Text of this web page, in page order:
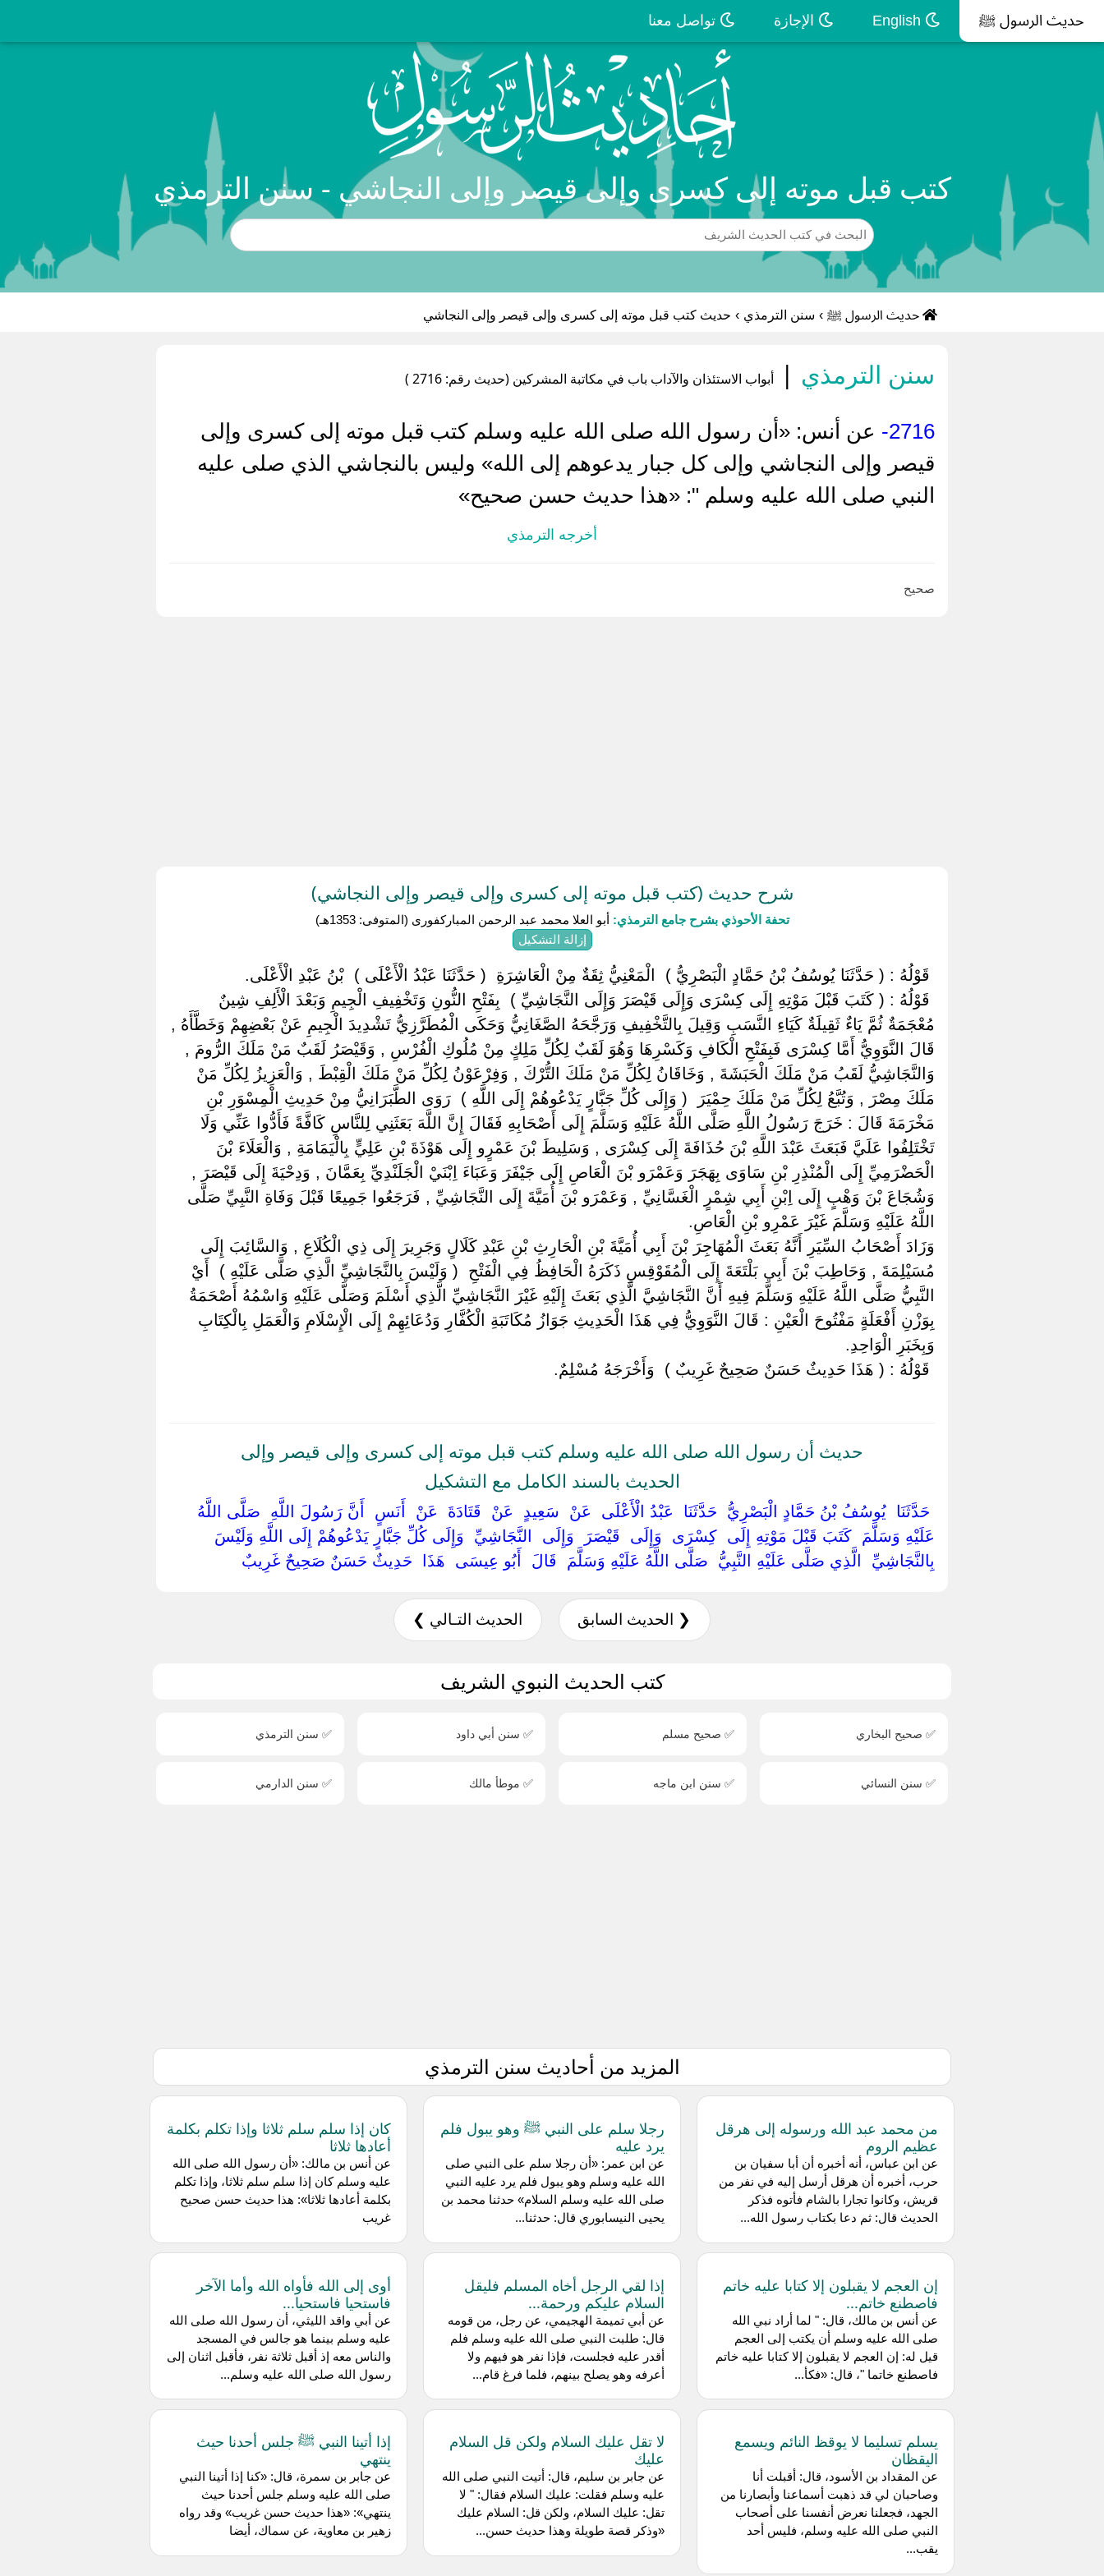
حديث الرسول ﷺ الإجازة تواصل معنا
كتب قبل موته إلى كسرى وإلى قيصر وإلى النجاشي - سنن الترمذي
حديث الرسول ﷺ › سنن الترمذي › حديث كتب قبل موته إلى كسرى وإلى قيصر وإلى النجاشي
سنن الترمذي | أبواب الاستئذان والآداب باب في مكاتبة المشركين (حديث رقم: 2716 )
2716-
عن أنس: «أن رسول الله صلى الله عليه وسلم كتب قبل موته إلى كسرى وإلى
قيصر وإلى النجاشي وإلى كل جبار يدعوهم إلى الله» وليس بالنجاشي الذي صلى عليه
النبي صلى الله عليه وسلم ": «هذا حديث حسن صحيح»
أخرجه الترمذي
صحيح
شرح حديث (كتب قبل موته إلى كسرى وإلى قيصر وإلى النجاشي)
تحفة الأحوذي بشرح جامع الترمذي: أبو العلا محمد عبد الرحمن المباركفورى (المتوفى: 1353هـ)
إزالة التشكيل
‏ ‏قَوْلُهُ : ( حَدَّثَنَا يُوسُفُ بْنُ حَمَّادٍ الْبَصْرِيُّ ) ‏ ‏الْمَعْنِيُّ ثِقَةٌ مِنْ الْعَاشِرَةِ ‏ ‏( حَدَّثَنَا عَبْدُ الْأَعْلَى ) ‏ ‏بْنُ عَبْدِ الْأَعْلَى.
‏ ‏قَوْلُهُ : ( كَتَبَ قَبْلَ مَوْتِهِ إِلَى كِسْرَى وَإِلَى قَيْصَرَ وَإِلَى النَّجَاشِيِّ ) ‏ ‏بِفَتْحِ النُّونِ وَتَخْفِيفِ الْجِيمِ وَبَعْدَ الْأَلِفِ شِينٌ
مُعْجَمَةٌ ثُمَّ يَاءٌ ثَقِيلَةٌ كَيَاءِ النَّسَبِ وَقِيلَ بِالتَّخْفِيفِ وَرَجَّحَهُ الصَّغَانِيُّ وَحَكَى الْمُطَرَّزِيُّ تَشْدِيدَ الْجِيمِ عَنْ بَعْضِهِمْ وَخَطَّأَهُ ,
قَالَ النَّوَوِيُّ أَمَّا كِسْرَى فَبِفَتْحِ الْكَافِ وَكَسْرِهَا وَهُوَ لَقَبٌ لِكُلِّ مَلِكٍ مِنْ مُلُوكِ الْفُرْسِ , وَقَيْصَرُ لَقَبٌ مَنْ مَلَكَ الرُّومَ ,
وَالنَّجَاشِيُّ لَقَبُ مَنْ مَلَكَ الْحَبَشَةَ , وَخَاقَانُ لِكُلِّ مَنْ مَلَكَ التُّرْكَ , وَفِرْعَوْنُ لِكُلِّ مَنْ مَلَكَ الْقِبْطَ , وَالْعَزِيزُ لِكُلِّ مَنْ
مَلَكَ مِصْرَ , وَتُبَّعُ لِكُلِّ مَنْ مَلَكَ حِمْيَرَ ‏ ‏( وَإِلَى كُلِّ جَبَّارٍ يَدْعُوهُمْ إِلَى اللَّهِ ) ‏ ‏رَوَى الطَّبَرَانِيُّ مِنْ حَدِيثِ الْمِسْوَرِ بْنِ
مَخْرَمَةَ قَالَ : خَرَجَ رَسُولُ اللَّهِ صَلَّى اللَّهُ عَلَيْهِ وَسَلَّمَ إِلَى أَصْحَابِهِ فَقَالَ إِنَّ اللَّهَ بَعَثَنِي لِلنَّاسِ كَافَّةً فَأَدُّوا عَنِّي وَلَا
تَخْتَلِفُوا عَلَيَّ فَبَعَثَ عَبْدَ اللَّهِ بْنَ حُذَافَةَ إِلَى كِسْرَى , وَسَلِيطَ بْنَ عَمْرٍو إِلَى هَوْذَةَ بْنِ عَلِيٍّ بِالْيَمَامَةِ , وَالْعَلَاءَ بْنَ
الْحَضْرَمِيِّ إِلَى الْمُنْذِرِ بْنِ سَاوَى بِهَجَرَ وَعَمْرَو بْنَ الْعَاصِ إِلَى جَيْفَرَ وَعَبَاءَ اِبْنَيْ الْجَلَنْدِيِّ بِعَمَّانَ , وَدِحْيَةَ إِلَى قَيْصَرَ ,
وَشُجَاعَ بْنَ وَهْبٍ إِلَى اِبْنِ أَبِي شِمْرٍ الْغَسَّانِيِّ , وَعَمْرَو بْنَ أُمَيَّةَ إِلَى النَّجَاشِيِّ , فَرَجَعُوا جَمِيعًا قَبْلَ وَفَاةِ النَّبِيِّ صَلَّى
اللَّهُ عَلَيْهِ وَسَلَّمَ غَيْرَ عَمْرِو بْنِ الْعَاصِ.
وَزَادَ أَصْحَابُ السِّيَرِ أَنَّهُ بَعَثَ الْمُهَاجِرَ بْنَ أَبِي أُمَيَّةَ بْنِ الْحَارِثِ بْنِ عَبْدِ كَلَالٍ وَجَرِيرَ إِلَى ذِي الْكُلَاعِ , وَالسَّائِبَ إِلَى
مُسَيْلِمَةَ , وَحَاطِبَ بْنَ أَبِي بَلْتَعَةَ إِلَى الْمُقَوْقِسِ ذَكَرَهُ الْحَافِظُ فِي الْفَتْحِ ‏ ‏( وَلَيْسَ بِالنَّجَاشِيِّ الَّذِي صَلَّى عَلَيْهِ ) ‏ ‏أَيْ
النَّبِيُّ صَلَّى اللَّهُ عَلَيْهِ وَسَلَّمَ فِيهِ أَنَّ النَّجَاشِيَّ الَّذِي بَعَثَ إِلَيْهِ غَيْرَ النَّجَاشِيِّ الَّذِي أَسْلَمَ وَصَلَّى عَلَيْهِ وَاسْمُهُ أَصْحَمَةُ
بِوَزْنِ أَفْعَلَةٍ مَفْتُوحَ الْعَيْنِ : قَالَ النَّوَوِيُّ فِي هَذَا الْحَدِيثِ جَوَازُ مُكَاتَبَةِ الْكُفَّارِ وَدُعَائِهِمْ إِلَى الْإِسْلَامِ وَالْعَمَلِ بِالْكِتَابِ
وَبِخَبَرِ الْوَاحِدِ.
‏ ‏قَوْلُهُ : ( هَذَا حَدِيثٌ حَسَنٌ صَحِيحٌ غَرِيبٌ ) ‏ ‏وَأَخْرَجَهُ مُسْلِمٌ.
حديث أن رسول الله صلى الله عليه وسلم كتب قبل موته إلى كسرى وإلى قيصر وإلى
الحديث بالسند الكامل مع التشكيل
‏ ‏حَدَّثَنَا ‏ ‏يُوسُفُ بْنُ حَمَّادٍ الْبَصْرِيُّ ‏ ‏حَدَّثَنَا ‏ ‏عَبْدُ الْأَعْلَى ‏ ‏عَنْ ‏ ‏سَعِيدٍ ‏ ‏عَنْ ‏ ‏قَتَادَةَ ‏ ‏عَنْ ‏ ‏أَنَسٍ ‏ ‏أَنَّ رَسُولَ اللَّهِ ‏ ‏صَلَّى اللَّهُ
عَلَيْهِ وَسَلَّمَ ‏ ‏كَتَبَ قَبْلَ مَوْتِهِ إِلَى ‏ ‏كِسْرَى ‏ ‏وَإِلَى ‏ ‏قَيْصَرَ ‏ ‏وَإِلَى ‏ ‏النَّجَاشِيِّ ‏ ‏وَإِلَى كُلِّ جَبَّارٍ يَدْعُوهُمْ إِلَى اللَّهِ وَلَيْسَ ‏
‏بِالنَّجَاشِيِّ ‏ ‏الَّذِي صَلَّى عَلَيْهِ النَّبِيُّ ‏ ‏صَلَّى اللَّهُ عَلَيْهِ وَسَلَّمَ ‏ ‏قَالَ ‏ ‏أَبُو عِيسَى ‏ ‏هَذَا ‏ ‏حَدِيثٌ حَسَنٌ صَحِيحٌ غَرِيبٌ ‏
❮ الحديث السابق الحديث التـالي ❯
كتب الحديث النبوي الشريف
✅ صحيح البخاري ✅ صحيح مسلم ✅ سنن أبي داود ✅ سنن الترمذي
✅ سنن النسائي ✅ سنن ابن ماجه ✅ موطأ مالك ✅ سنن الدارمي
المزيد من أحاديث سنن الترمذي
من محمد عبد الله ورسوله إلى هرقل
عظيم الروم
عن ابن عباس، أنه أخبره أن أبا سفيان بن
حرب، أخبره أن هرقل أرسل إليه في نفر من
قريش، وكانوا تجارا بالشام فأتوه فذكر
الحديث قال: ثم دعا بكتاب رسول الله...
إن العجم لا يقبلون إلا كتابا عليه خاتم
فاصطنع خاتم...
عن أنس بن مالك، قال: " لما أراد نبي الله
صلى الله عليه وسلم أن يكتب إلى العجم
قيل له: إن العجم لا يقبلون إلا كتابا عليه خاتم
فاصطنع خاتما "، قال: «فكأ...
يسلم تسليما لا يوقظ النائم ويسمع
اليقظان
عن المقداد بن الأسود، قال: أقبلت أنا
وصاحبان لي قد ذهبت أسماعنا وأبصارنا من
الجهد، فجعلنا نعرض أنفسنا على أصحاب
النبي صلى الله عليه وسلم، فليس أحد
يقب...
رجلا سلم على النبي ﷺ وهو يبول فلم
يرد عليه
عن ابن عمر: «أن رجلا سلم على النبي صلى
الله عليه وسلم وهو يبول فلم يرد عليه النبي
صلى الله عليه وسلم السلام» حدثنا محمد بن
يحيى النيسابوري قال: حدثنا...
إذا لقي الرجل أخاه المسلم فليقل
السلام عليكم ورحمة...
عن أبي تميمة الهجيمي، عن رجل، من قومه
قال: طلبت النبي صلى الله عليه وسلم فلم
أقدر عليه فجلست، فإذا نفر هو فيهم ولا
أعرفه وهو يصلح بينهم، فلما فرغ قام...
لا تقل عليك السلام ولكن قل السلام
عليك
عن جابر بن سليم، قال: أتيت النبي صلى الله
عليه وسلم فقلت: عليك السلام فقال: " لا
تقل: عليك السلام، ولكن قل: السلام عليك
«وذكر قصة طويلة وهذا حديث حسن...
كان إذا سلم سلم ثلاثا وإذا تكلم بكلمة
أعادها ثلاثا
عن أنس بن مالك: «أن رسول الله صلى الله
عليه وسلم كان إذا سلم سلم ثلاثا، وإذا تكلم
بكلمة أعادها ثلاثا»: هذا حديث حسن صحيح
غريب
أوى إلى الله فأواه الله وأما الآخر
فاستحيا فاستحيا...
عن أبي واقد الليثي، أن رسول الله صلى الله
عليه وسلم بينما هو جالس في المسجد
والناس معه إذ أقبل ثلاثة نفر، فأقبل اثنان إلى
رسول الله صلى الله عليه وسلم...
إذا أتينا النبي ﷺ جلس أحدنا حيث
ينتهي
عن جابر بن سمرة، قال: «كنا إذا أتينا النبي
صلى الله عليه وسلم جلس أحدنا حيث
ينتهي»: «هذا حديث حسن غريب» وقد رواه
زهير بن معاوية، عن سماك، أيضا